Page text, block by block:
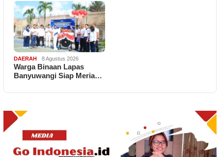
DAERAH 8 Agustus 2026
Warga Binaan Lapas
Banyuwangi Siap Meria…